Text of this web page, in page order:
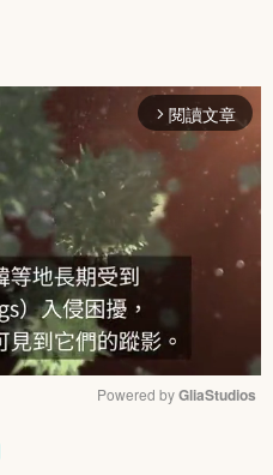
arrow_forward_ios 閱讀文章
Powered by GliaStudios